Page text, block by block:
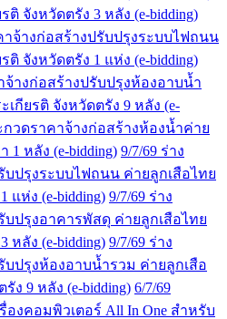
ติ จังหวัดตรัง 3 หลัง (e-bidding)
าจ้างก่อสร้างปรับปรุงระบบไฟถนน
ติ จังหวัดตรัง 1 แห่ง (e-bidding)
จ้างก่อสร้างปรับปรุงห้องอาบน้ำ
กียรติ จังหวัดตรัง 9 หลัง (e-
กวดราคาจ้างก่อสร้างห้องน้ำค่าย
1 หลัง (e-bidding) 9/7/69 ร่าง
ปรุงระบบไฟถนน ค่ายลูกเสือไทย
แห่ง (e-bidding) 9/7/69 ร่าง
ปรุงอาคารพัสดุ ค่ายลูกเสือไทย
หลัง (e-bidding) 9/7/69 ร่าง
ปรุงห้องอาบน้ำรวม ค่ายลูกเสือ
ง 9 หลัง (e-bidding) 6/7/69
งคอมพิวเตอร์ All In One สำหรับ